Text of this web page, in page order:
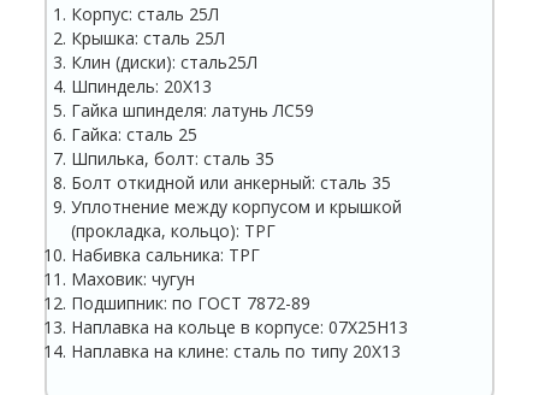
Корпус: сталь 25Л
Крышка: сталь 25Л
Клин (диски): сталь25Л
Шпиндель: 20Х13
Гайка шпинделя: латунь ЛС59
Гайка: сталь 25
Шпилька, болт: сталь 35
Болт откидной или анкерный: сталь 35
Уплотнение между корпусом и крышкой
(прокладка, кольцо): ТРГ
Набивка сальника: ТРГ
Маховик: чугун
Подшипник: по ГОСТ 7872-89
Наплавка на кольце в корпусе: 07Х25Н13
Наплавка на клине: сталь по типу 20Х13